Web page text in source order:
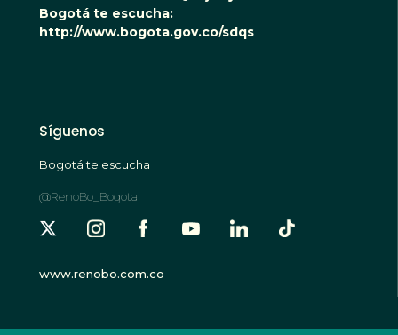
Bogotá te escucha:
http://www.bogota.gov.co/sdqs
Síguenos
Bogotá te escucha
@RenoBo_Bogota
www.renobo.com.co